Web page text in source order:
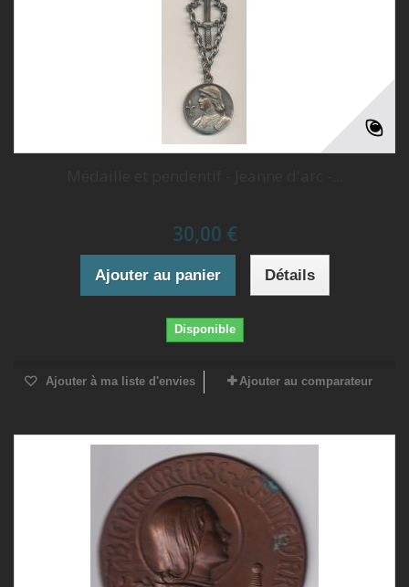
30,00 €
Ajouter au panier Détails
Disponible
Ajouter à ma liste d'envies Ajouter au comparateur